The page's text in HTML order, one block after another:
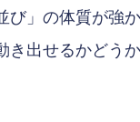
」の体質が強
出せるかどうか